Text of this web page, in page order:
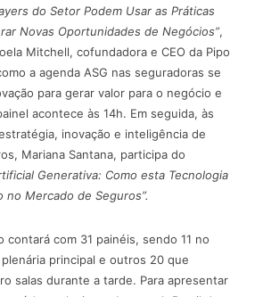
do Setor Podem Usar as Práticas
Novas Oportunidades de Negócios”,
Mitchell, cofundadora e CEO da Pipo
a agenda ASG nas seguradoras se
para gerar valor para o negócio e
acontece às 14h. Em seguida, às
inovação e inteligência de
Mariana Santana, participa do
Generativa: Como esta Tecnologia
Mercado de Seguros”.
com 31 painéis, sendo 11 no
principal e outros 20 que
salas durante a tarde. Para apresentar